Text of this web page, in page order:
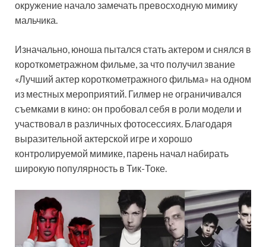
окружение начало замечать превосходную мимику
мальчика.
Изначально, юноша пытался стать актером и снялся в
короткометражном фильме, за что получил звание
«Лучший актер короткометражного фильма» на одном
из местных мероприятий. Гилмер не ограничивался
съемками в кино: он пробовал себя в роли модели и
участвовал в различных фотосессиях. Благодаря
выразительной актерской игре и хорошо
контролируемой мимике, парень начал набирать
широкую популярность в Тик-Токе.